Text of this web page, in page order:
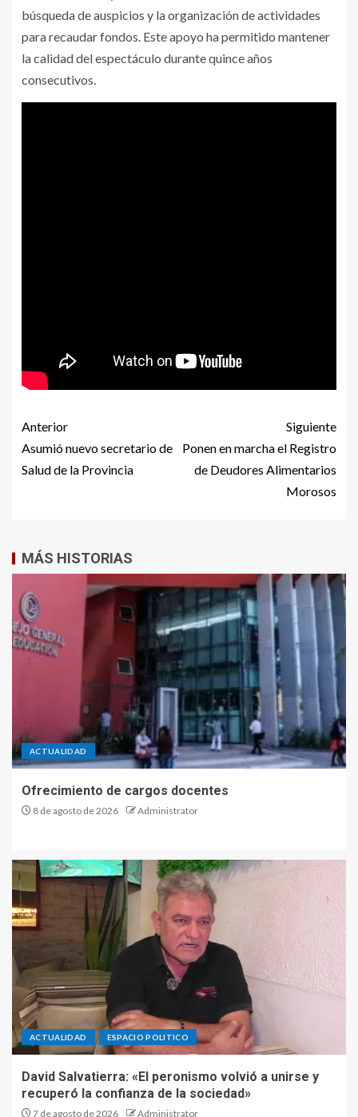
búsqueda de auspicios y la organización de actividades
para recaudar fondos. Este apoyo ha permitido mantener
la calidad del espectáculo durante quince años
consecutivos.
Anterior
Asumió nuevo secretario de
Salud de la Provincia
Siguiente
Ponen en marcha el Registro
de Deudores Alimentarios
Morosos
MÁS HISTORIAS
ACTUALIDAD
Ofrecimiento de cargos docentes
8 de agosto de 2026 Administrator
ACTUALIDAD ESPACIO POLITICO
David Salvatierra: «El peronismo volvió a unirse y
recuperó la confianza de la sociedad»
7 de agosto de 2026 Administrator